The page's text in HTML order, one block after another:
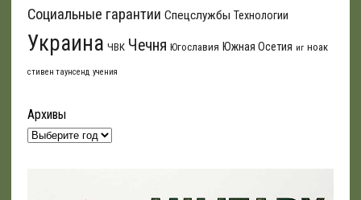
Социальные гарантии Спецслужбы Технологии
Украина ЧВК Чечня Югославия Южная Осетия иг ноак
стивен таунсенд учения
Архивы